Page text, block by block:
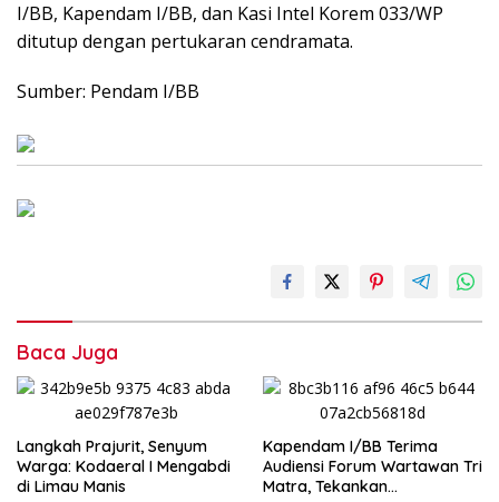
I/BB, Kapendam I/BB, dan Kasi Intel Korem 033/WP
ditutup dengan pertukaran cendramata.
Sumber: Pendam I/BB
Baca Juga
‎Langkah Prajurit, Senyum
Warga: Kodaeral I Mengabdi
di Limau Manis
Kapendam I/BB Terima
Audiensi Forum Wartawan Tri
Matra, Tekankan